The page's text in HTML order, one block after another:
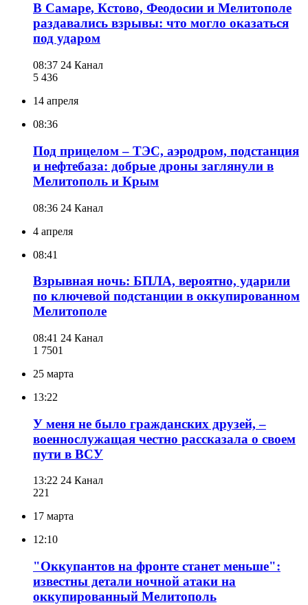
В Самаре, Кстово, Феодосии и Мелитополе
раздавались взрывы: что могло оказаться
под ударом
08:37 24 Канал
5 436
14 апреля
08:36
Под прицелом – ТЭС, аэродром, подстанция
и нефтебаза: добрые дроны заглянули в
Мелитополь и Крым
08:36 24 Канал
4 апреля
08:41
Взрывная ночь: БПЛА, вероятно, ударили
по ключевой подстанции в оккупированном
Мелитополе
08:41 24 Канал
1 7501
25 марта
13:22
У меня не было гражданских друзей, –
военнослужащая честно рассказала о своем
пути в ВСУ
13:22 24 Канал
221
17 марта
12:10
"Оккупантов на фронте станет меньше":
известны детали ночной атаки на
оккупированный Мелитополь